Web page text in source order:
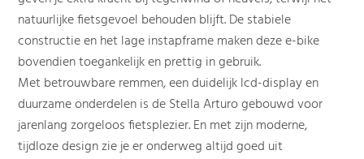
natuurlijke fietsgevoel behouden blijft. De stabiele
constructie en het lage instapframe maken deze e-bike
bovendien toegankelijk en prettig in gebruik.
Met betrouwbare remmen, een duidelijk lcd-display en
duurzame onderdelen is de Stella Arturo gebouwd voor
jarenlang zorgeloos fietsplezier. En met zijn moderne,
tijdloze design zie je er onderweg altijd goed uit